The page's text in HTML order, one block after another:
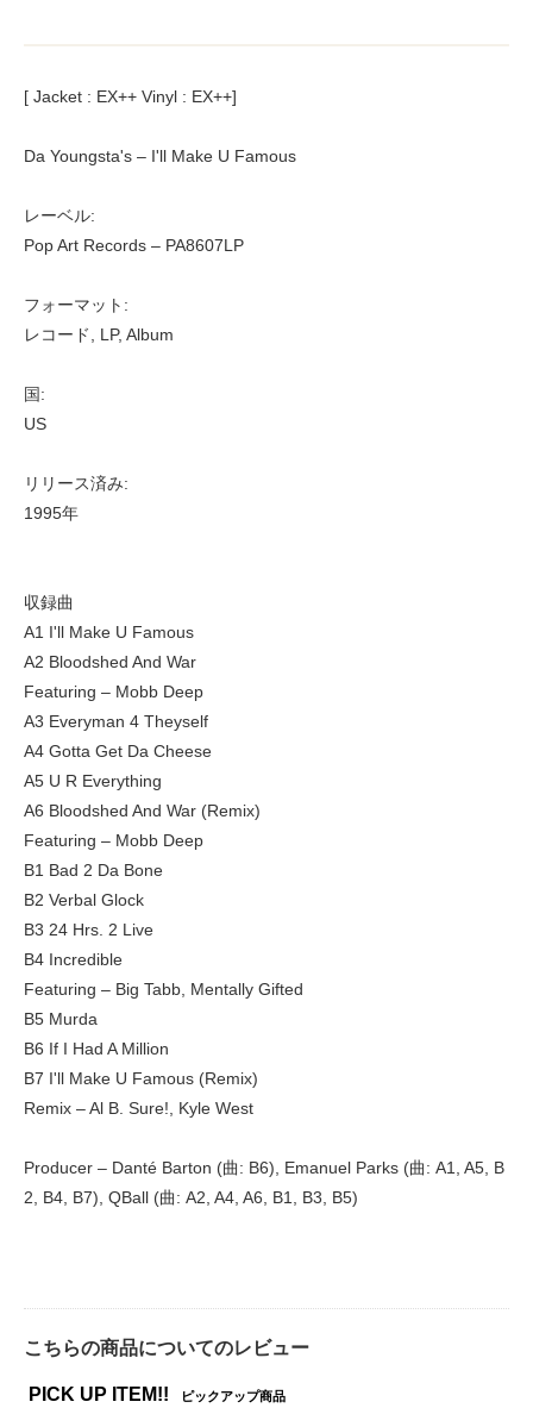
[ Jacket : EX++ Vinyl : EX++]
Da Youngsta's – I'll Make U Famous
レーベル:
Pop Art Records – PA8607LP
フォーマット:
レコード, LP, Album
国:
US
リリース済み:
1995年
収録曲
A1 I'll Make U Famous
A2 Bloodshed And War
Featuring – Mobb Deep
A3 Everyman 4 Theyself
A4 Gotta Get Da Cheese
A5 U R Everything
A6 Bloodshed And War (Remix)
Featuring – Mobb Deep
B1 Bad 2 Da Bone
B2 Verbal Glock
B3 24 Hrs. 2 Live
B4 Incredible
Featuring – Big Tabb, Mentally Gifted
B5 Murda
B6 If I Had A Million
B7 I'll Make U Famous (Remix)
Remix – Al B. Sure!, Kyle West
Producer – Danté Barton (曲: B6), Emanuel Parks (曲: A1, A5, B
2, B4, B7), QBall (曲: A2, A4, A6, B1, B3, B5)
こちらの商品についてのレビュー
PICK UP ITEM!! ピックアップ商品